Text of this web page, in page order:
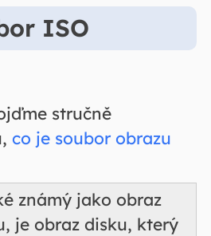
ISO
stručně
co je soubor obrazu
známý jako obraz
je obraz disku, který